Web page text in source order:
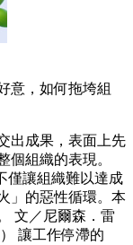
意，如何拖垮組
出成果，表面上先
個組織的表現。
僅讓組織難以達成
」的惡性循環。本
文／尼爾森．雷
讓工作停滯的